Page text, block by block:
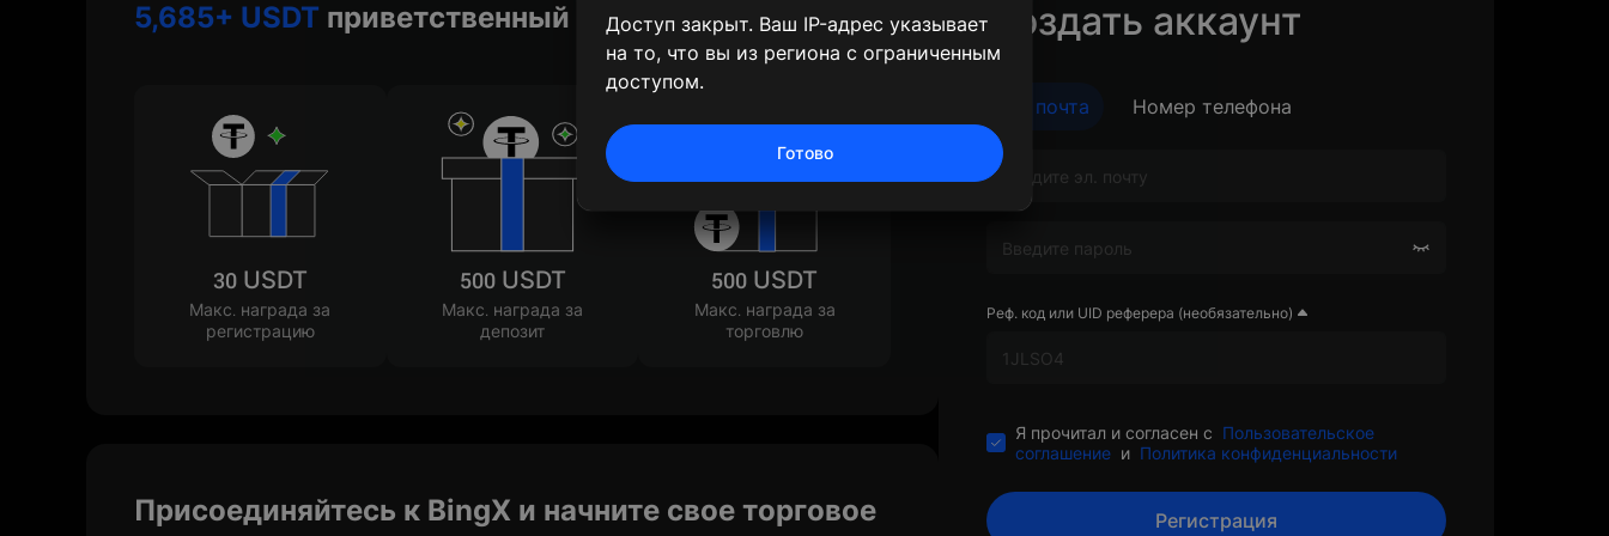
5,685+ USDT приветственный подарок
30 USDT
Макс. награда за
регистрацию
500 USDT
Макс. награда за
депозит
500 USDT
Макс. награда за
торговлю
Присоединяйтесь к BingX и начните свое торговое
Создать аккаунт
Эл. почта Номер телефона
Реф. код или UID реферера (необязательно)
Я прочитал и согласен с Пользовательское
соглашение и Политика конфиденциальности
Регистрация
Доступ закрыт. Ваш IP-адрес указывает
на то, что вы из региона с ограниченным
доступом.
Готово